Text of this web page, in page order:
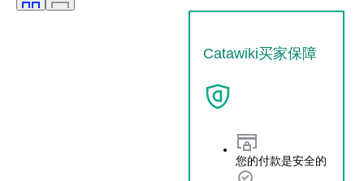
Catawiki买家保障
您的付款是安全的